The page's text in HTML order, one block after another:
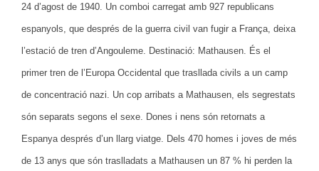
24 d’agost de 1940. Un comboi carregat amb 927 republicans
espanyols, que després de la guerra civil van fugir a França, deixa
l’estació de tren d’Angouleme. Destinació: Mathausen. És el
primer tren de l’Europa Occidental que trasllada civils a un camp
de concentració nazi. Un cop arribats a Mathausen, els segrestats
són separats segons el sexe. Dones i nens són retornats a
Espanya després d’un llarg viatge. Dels 470 homes i joves de més
de 13 anys que són traslladats a Mathausen un 87 % hi perden la